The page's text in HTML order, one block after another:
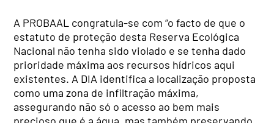
A PROBAAL congratula-se com “o facto de que o
estatuto de proteção desta Reserva Ecológica
Nacional não tenha sido violado e se tenha dado
prioridade máxima aos recursos hídricos aqui
existentes. A DIA identifica a localização proposta
como uma zona de infiltração máxima,
assegurando não só o acesso ao bem mais